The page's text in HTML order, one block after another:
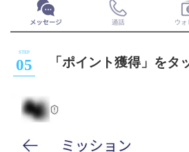
「ポイント獲得」をタ